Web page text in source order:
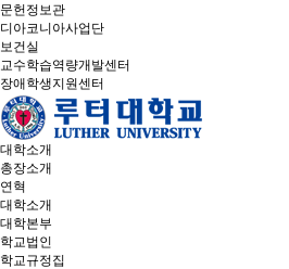
문헌정보관
디아코니아사업단
보건실
교수학습역량개발센터
장애학생지원센터
대학소개
총장소개
연혁
대학소개
대학본부
학교법인
학교규정집